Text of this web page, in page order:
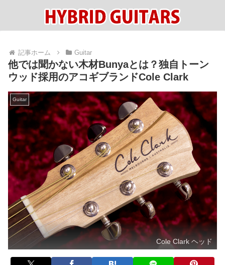
記事ホーム Guitar
他では聞かない木材Bunyaとは？独自トーン
ウッド採用のアコギブランドCole Clark
Guitar
Cole Clark ヘッド